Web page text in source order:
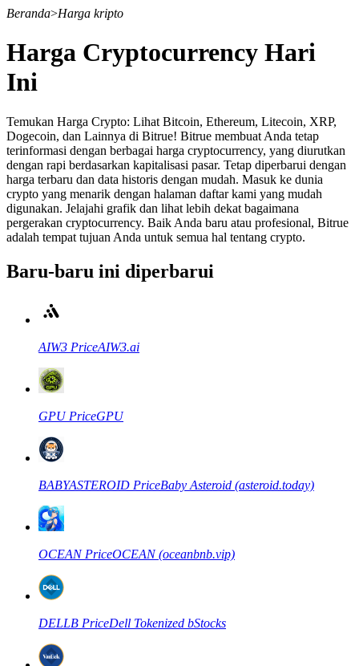
Berjangka
USDT Berjangka
Kontrak berjangka menggunakan USDT sebagai jaminannya
Mata Uang Kripto Berjangka
TradFi
Beranda>Harga kripto
Harga Cryptocurrency Hari
Ini
Temukan Harga Crypto: Lihat Bitcoin, Ethereum, Litecoin, XRP,
Dogecoin, dan Lainnya di Bitrue! Bitrue membuat Anda tetap
terinformasi dengan berbagai harga cryptocurrency, yang diurutkan
dengan rapi berdasarkan kapitalisasi pasar. Tetap diperbarui dengan
harga terbaru dan data historis dengan mudah. Masuk ke dunia
crypto yang menarik dengan halaman daftar kami yang mudah
digunakan. Jelajahi grafik dan lihat lebih dekat bagaimana
pergerakan cryptocurrency. Baik Anda baru atau profesional, Bitrue
adalah tempat tujuan Anda untuk semua hal tentang crypto.
Baru-baru ini diperbarui
AIW3 PriceAIW3.ai
GPUPriceGPU
BABYASTEROID PriceBaby Asteroid (asteroid.today)
OCEANPriceOCEAN (oceanbnb.vip)
DELLB PriceDell Tokenized bStocks